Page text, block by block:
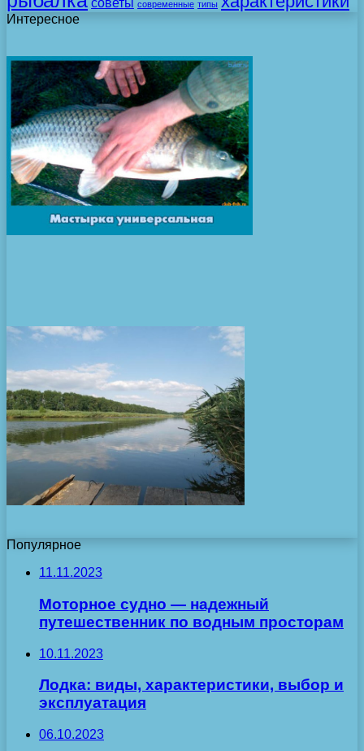
советы современные типы
Интересное
Популярное
11.11.2023
Моторное судно — надежный
путешественник по водным просторам
10.11.2023
Лодка: виды, характеристики, выбор и
эксплуатация
06.10.2023